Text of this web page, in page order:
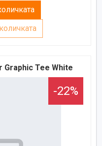
Graphic Tee White
-22%